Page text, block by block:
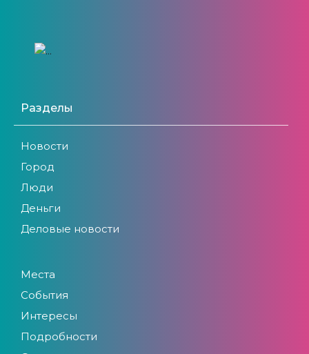
Разделы
Новости
Город
Люди
Деньги
Деловые новости
Места
События
Интересы
Подробности